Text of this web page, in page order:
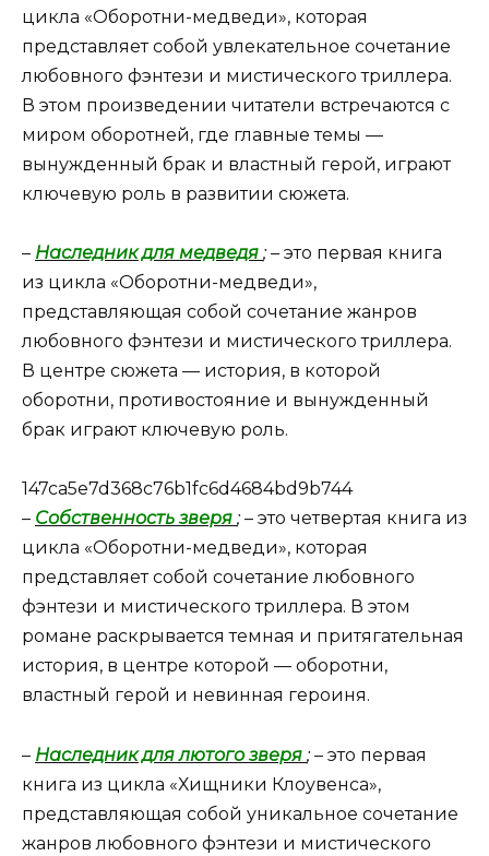
цикла «Оборотни-медведи», которая
представляет собой увлекательное сочетание
любовного фэнтези и мистического триллера.
В этом произведении читатели встречаются с
миром оборотней, где главные темы —
вынужденный брак и властный герой, играют
ключевую роль в развитии сюжета.
– Наследник для медведя ;– это первая книга
из цикла «Оборотни-медведи»,
представляющая собой сочетание жанров
любовного фэнтези и мистического триллера.
В центре сюжета — история, в которой
оборотни, противостояние и вынужденный
брак играют ключевую роль.
147ca5e7d368c76b1fc6d4684bd9b744
– Собственность зверя ;– это четвертая книга из
цикла «Оборотни-медведи», которая
представляет собой сочетание любовного
фэнтези и мистического триллера. В этом
романе раскрывается темная и притягательная
история, в центре которой — оборотни,
властный герой и невинная героиня.
– Наследник для лютого зверя ;– это первая
книга из цикла «Хищники Клоувенса»,
представляющая собой уникальное сочетание
жанров любовного фэнтези и мистического